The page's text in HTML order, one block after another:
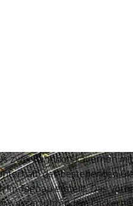
zwei Bahnhofskavernen
der bestehenden
im Tagbau erstellt. Das
wasserführendem